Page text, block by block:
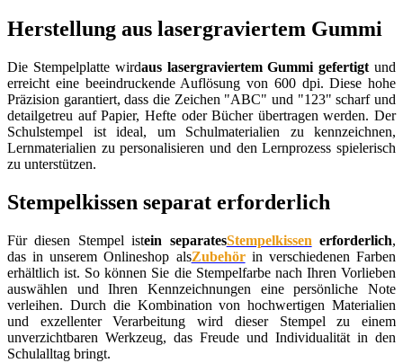
Herstellung aus lasergraviertem Gummi
Die Stempelplatte wirdaus lasergraviertem Gummi gefertigt und
erreicht eine beeindruckende Auflösung von 600 dpi. Diese hohe
Präzision garantiert, dass die Zeichen "ABC" und "123" scharf und
detailgetreu auf Papier, Hefte oder Bücher übertragen werden. Der
Schulstempel ist ideal, um Schulmaterialien zu kennzeichnen,
Lernmaterialien zu personalisieren und den Lernprozess spielerisch
zu unterstützen.
Stempelkissen separat erforderlich
Für diesen Stempel istein separatesStempelkissen erforderlich,
das in unserem Onlineshop alsZubehörin verschiedenen Farben
erhältlich ist. So können Sie die Stempelfarbe nach Ihren Vorlieben
auswählen und Ihren Kennzeichnungen eine persönliche Note
verleihen. Durch die Kombination von hochwertigen Materialien
und exzellenter Verarbeitung wird dieser Stempel zu einem
unverzichtbaren Werkzeug, das Freude und Individualität in den
Schulalltag bringt.